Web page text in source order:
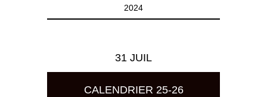
2024
31 JUIL
CALENDRIER 25-26